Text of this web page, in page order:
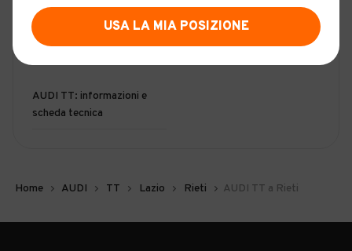
ALTRO
AUDI TT: informazioni e
scheda tecnica
Home AUDI TT Lazio Rieti AUDI TT a Rieti
USA LA MIA POSIZIONE